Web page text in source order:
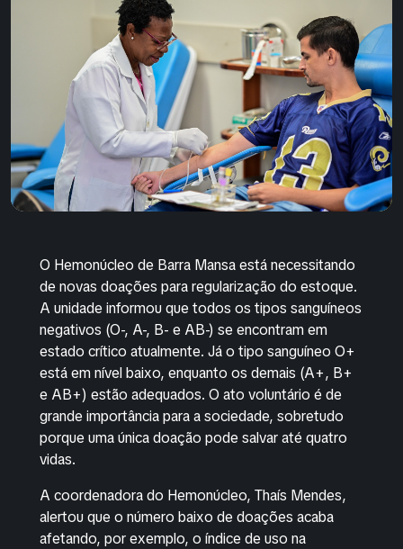
O Hemonúcleo de Barra Mansa está necessitando
de novas doações para regularização do estoque.
A unidade informou que todos os tipos sanguíneos
negativos (O-, A-, B- e AB-) se encontram em
estado crítico atualmente. Já o tipo sanguíneo O+
está em nível baixo, enquanto os demais (A+, B+
e AB+) estão adequados. O ato voluntário é de
grande importância para a sociedade, sobretudo
porque uma única doação pode salvar até quatro
vidas.
A coordenadora do Hemonúcleo, Thaís Mendes,
alertou que o número baixo de doações acaba
afetando, por exemplo, o índice de uso na